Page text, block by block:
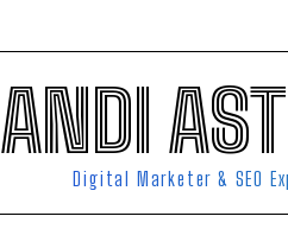
ANDI
Digital Marketer & SEO